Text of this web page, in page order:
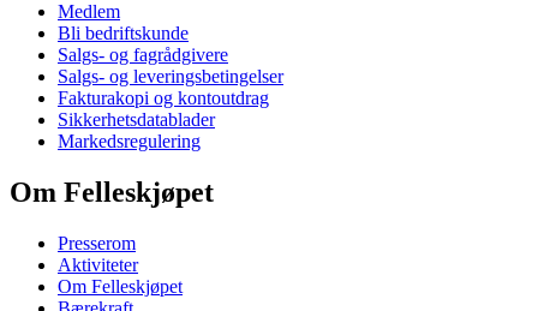
Medlem
Bli bedriftskunde
Salgs- og fagrådgivere
Salgs- og leveringsbetingelser
Fakturakopi og kontoutdrag
Sikkerhetsdatablader
Markedsregulering
Om Felleskjøpet
Presserom
Aktiviteter
Om Felleskjøpet